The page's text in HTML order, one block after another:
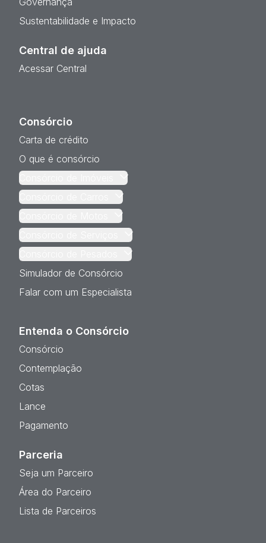
Sustentabilidade e Impacto
Central de ajuda
Acessar Central
Consórcio
Carta de crédito
O que é consórcio
Simulador de Consórcio
Falar com um Especialista
Entenda o Consórcio
Consórcio
Contemplação
Cotas
Lance
Pagamento
Parceria
Seja um Parceiro
Área do Parceiro
Lista de Parceiros